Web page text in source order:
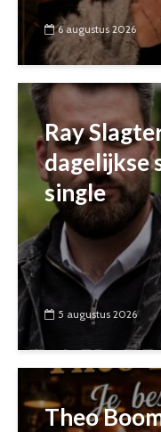
6 augustus 2026
Ray
dagelijkse
single
5 augustus 2026
Theo